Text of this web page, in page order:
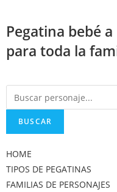
contenido
Pegatina bebé
para toda la
BUSCAR
HOME
TIPOS DE PEGATINAS
FAMILIAS DE PERSONAJES